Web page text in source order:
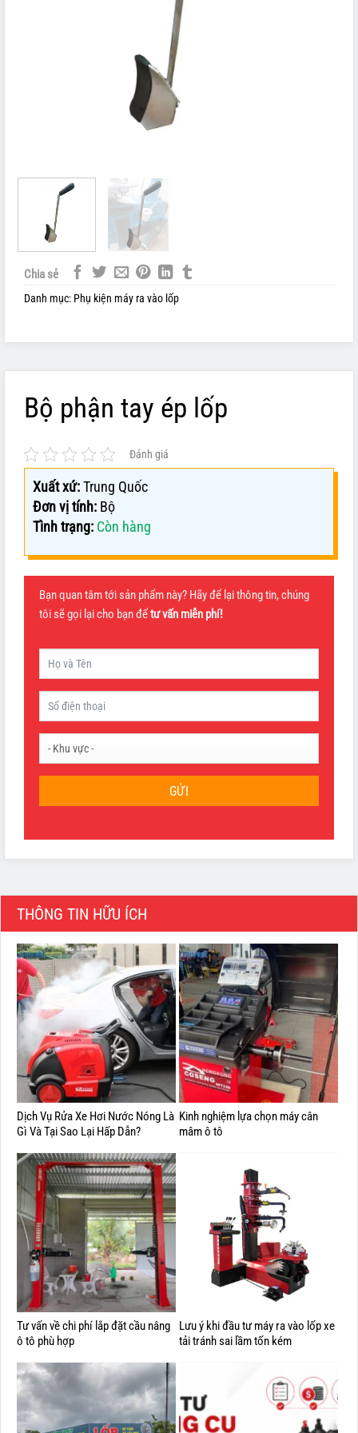
Chia sẻ
Danh mục: Phụ kiện máy ra vào lốp
Bộ phận tay ép lốp
Đánh giá
Xuất xứ:Trung Quốc
Đơn vị tính: Bộ
Tình trạng: Còn hàng
Bạn quan tâm tới sản phẩm này? Hãy để lại thông tin, chúng
tôi sẽ gọi lại cho bạn đểtư vấn miễn phí!
GỬI
THÔNG TIN HỮU ÍCH
Dịch Vụ Rửa Xe Hơi Nước Nóng Là
Gì Và Tại Sao Lại Hấp Dẫn?
Kinh nghiệm lựa chọn máy cân
mâm ô tô
Tư vấn về chi phí lắp đặt cầu nâng
ô tô phù hợp
Lưu ý khi đầu tư máy ra vào lốp xe
tải tránh sai lầm tốn kém